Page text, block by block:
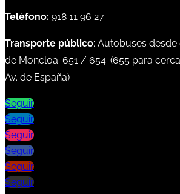
Teléfono: 918 11 96 27
Transporte público: Autobuses
de Moncloa: 651 / 654. (655 para
Av. de España)
Seguir
Seguir
Seguir
Seguir
Seguir
Seguir